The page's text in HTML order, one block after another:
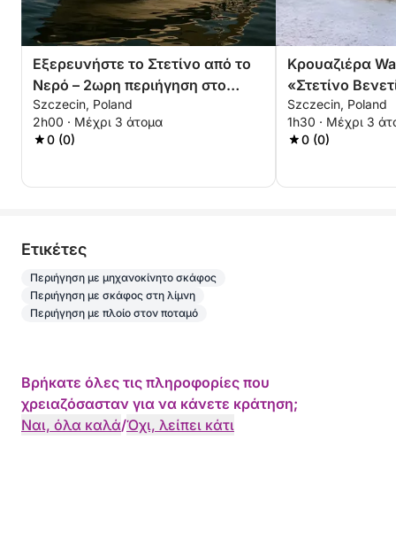
Εξερευνήστε το Στετίνο από το
Νερό – 2ωρη περιήγηση στο
Κάστρο και το Νησί
Szczecin, Poland
2h00 · Μέχρι 3 άτομα
0 (0)
Κρουαζιέρα
«Στετίνο
εμπειρία 1,5
Szczecin, Poland
1h30 · Μέχρι 3
0 (0)
Eτικέτες
Περιήγηση με μηχανοκίνητο σκάφος
Περιήγηση με σκάφος στη λίμνη
Περιήγηση με πλοίο στον ποταμό
Βρήκατε όλες τις πληροφορίες που
χρειαζόσασταν για να κάνετε κράτηση;
Ναι, όλα καλά/Όχι, λείπει κάτι